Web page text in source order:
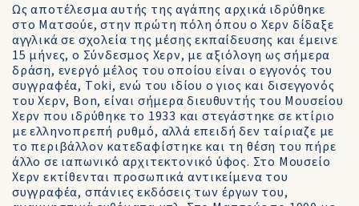
Ως αποτέλεσμα αυτής της αγάπης αρχικά ιδρύθηκε
στο Ματσούε, στην πρώτη πόλη όπου ο Χερν δίδαξε
αγγλικά σε σχολεία της μέσης εκπαίδευσης και έμεινε
15 μήνες, ο Σύνδεσμος Χερν, με αξιόλογη ως σήμερα
δράση, ενεργό μέλος του οποίου είναι ο εγγονός του
συγγραφέα, Τoki, ενώ του ιδίου ο γιος και δισεγγονός
του Χερν, Βon, είναι σήμερα διευθυντής του Μουσείου
Χερν που ιδρύθηκε το 1933 και στεγάστηκε σε κτίριο
με ελληνοπρεπή ρυθμό, αλλά επειδή δεν ταίριαζε με
το περιβάλλον κατεδαφίστηκε και τη θέση του πήρε
άλλο σε ιαπωνικό αρχιτεκτονικό ύφος. Στο Μουσείο
Χερν εκτίθενται προσωπικά αντικείμενα του
συγγραφέα, σπάνιες εκδόσεις των έργων του,